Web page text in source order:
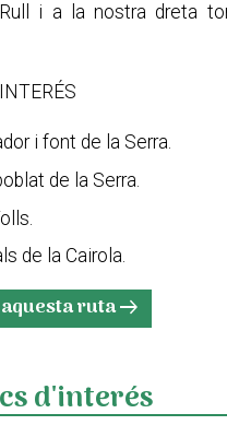
i a la nostra dreta
i font de la Serra.
de la Serra.
de la Cairola.
rutaarrow_right_alt
d'interés